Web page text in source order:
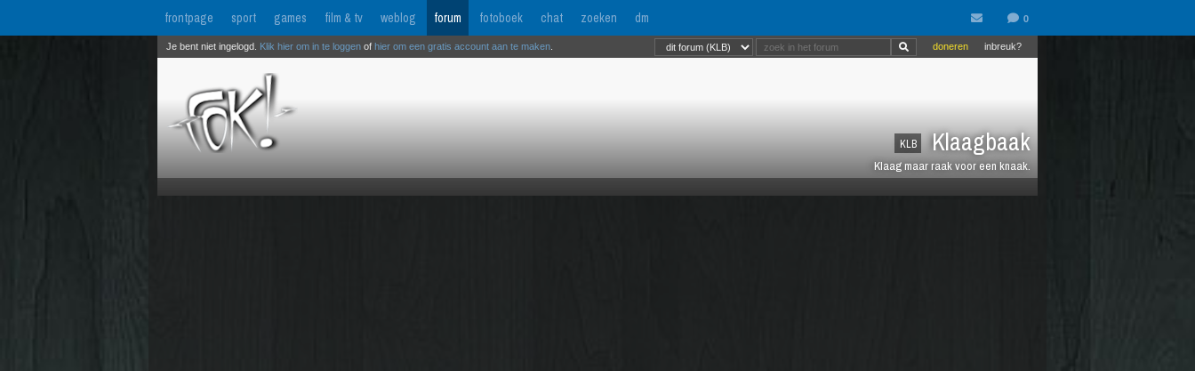
frontpage sport games film & tv weblog forum fotoboek chat zoeken dm
KLB Klaagbaak
Klaag maar raak voor een knaak.
inbreuk?
doneren
Je bent niet ingelogd. Klik hier om in te loggen of hier om een gratis account aan te maken